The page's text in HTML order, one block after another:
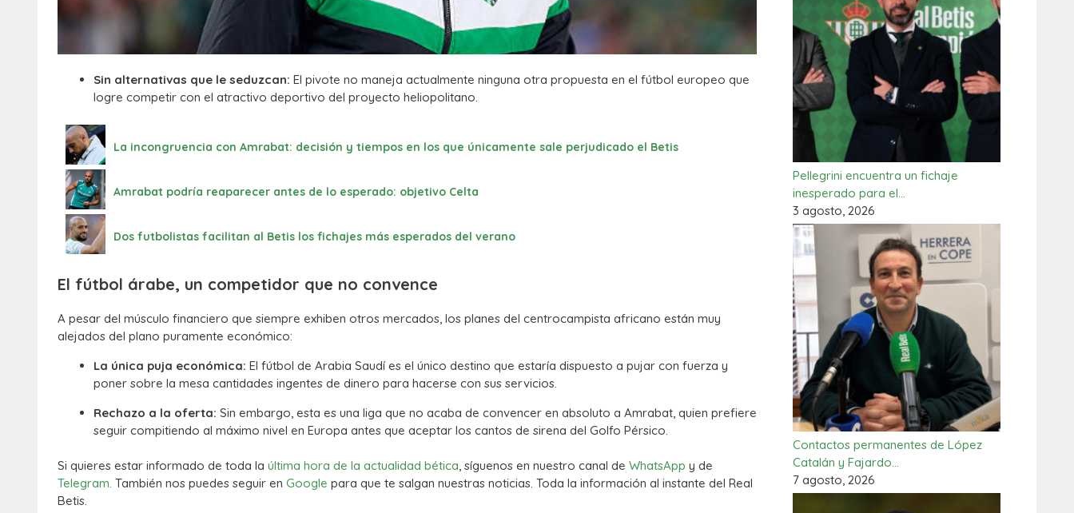
Sin alternativas que le seduzcan: El pivote no maneja actualmente ninguna otra propuesta en el fútbol europeo que
logre competir con el atractivo deportivo del proyecto heliopolitano.
La incongruencia con Amrabat: decisión y tiempos en los que únicamente sale perjudicado el Betis
Amrabat podría reaparecer antes de lo esperado: objetivo Celta
Dos futbolistas facilitan al Betis los fichajes más esperados del verano
El fútbol árabe, un competidor que no convence
A pesar del músculo financiero que siempre exhiben otros mercados, los planes del centrocampista africano están muy
alejados del plano puramente económico:
La única puja económica: El fútbol de Arabia Saudí es el único destino que estaría dispuesto a pujar con fuerza y
poner sobre la mesa cantidades ingentes de dinero para hacerse con sus servicios.
Rechazo a la oferta: Sin embargo, esta es una liga que no acaba de convencer en absoluto a Amrabat, quien prefiere
seguir compitiendo al máximo nivel en Europa antes que aceptar los cantos de sirena del Golfo Pérsico.
Si quieres estar informado de toda la última hora de la actualidad bética, síguenos en nuestro canal de WhatsApp y de
Telegram. También nos puedes seguir en Google para que te salgan nuestras noticias. Toda la información al instante del Real
Betis.
Pellegrini encuentra un fichaje
inesperado para el…
3 agosto, 2026
Contactos permanentes de López
Catalán y Fajardo…
7 agosto, 2026